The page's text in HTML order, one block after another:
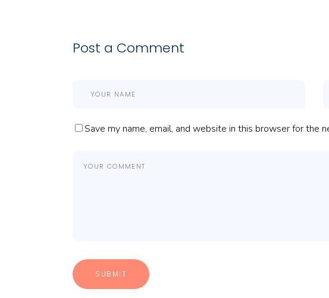
Post a Comment
Save my name, email, and website in this browser for the